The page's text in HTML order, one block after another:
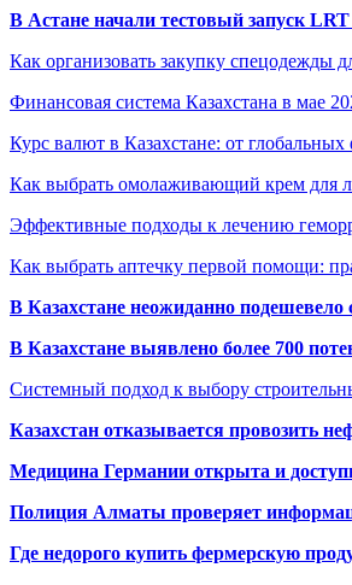
В Астане начали тестовый запуск
Как организовать закупку спецодежды
Финансовая система Казахстана в мае
Курс валют в Казахстане: от
Как выбрать омолаживающий крем для
Эффективные подходы к лечению
Как выбрать аптечку первой помощи:
В Казахстане неожиданно
В Казахстане выявлено более 700
Системный подход к выбору
Казахстан отказывается провозить
Медицина Германии открыта и
Полиция Алматы проверяет
Где недорого купить фермерскую